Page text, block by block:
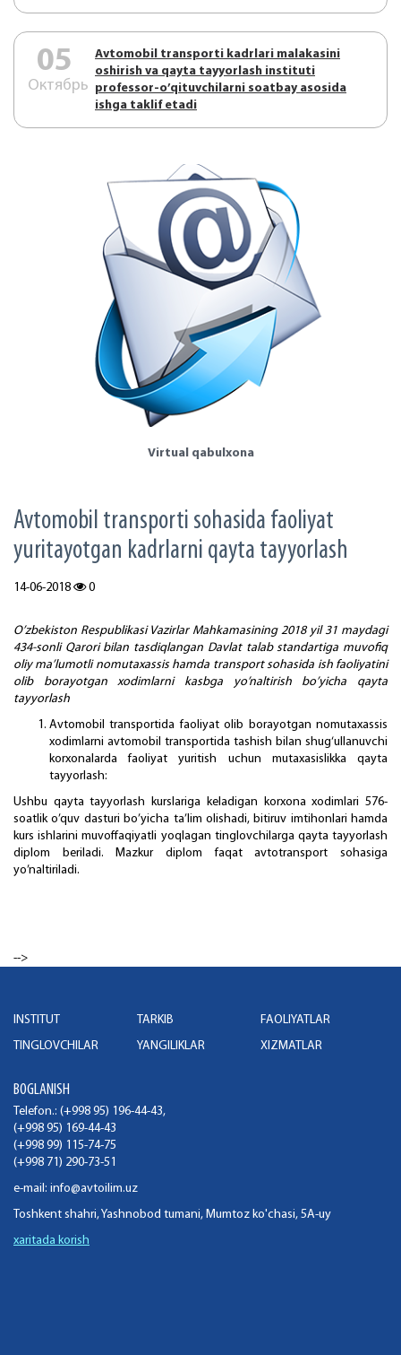
05
Октябрь
Аvtоmоbil trаnspоrti kаdrlаri mаlаkаsini
оshirish vа qаytа tаyyorlаsh instituti
prоfеssоr-o’qituvchilаrni sоаtbаy аsоsidа
ishgа tаklif etаdi
Virtual qabulxona
Avtomobil transporti sohasida faoliyat
yuritayotgan kadrlarni qayta tayyorlash
14-06-2018 0
O’zbekiston Respublikasi Vazirlar Mahkamasining 2018 yil 31 maydagi
434-sonli Qarori bilan tasdiqlangan Davlat talab standartiga muvofiq
oliy ma’lumotli nomutaxassis hamda transport sohasida ish faoliyatini
olib borayotgan xodimlarni kasbga yo’naltirish bo’yicha qayta
tayyorlash
Avtomobil transportida faoliyat olib borayotgan nomutaxassis
xodimlarni avtomobil transportida tashish bilan shug‘ullanuvchi
korxonalarda faoliyat yuritish uchun mutaxasislikka qayta
tayyorlash:
Ushbu qayta tayyorlash kurslariga keladigan korxona xodimlari 576-
soatlik o’quv dasturi bo’yicha ta’lim olishadi, bitiruv imtihonlari hamda
kurs ishlarini muvoffaqiyatli yoqlagan tinglovchilarga qayta tayyorlash
diplom beriladi. Mazkur diplom faqat avtotransport sohasiga
yo’naltiriladi.
-->
INSTITUT TARKIB
FAOLIYATLAR
TINGLOVCHILAR
YANGILIKLAR XIZMATLAR
BOGLANISH
Telefon.: (+998 95) 196-44-43,
(+998 95) 169-44-43
(+998 99) 115-74-75
(+998 71) 290-73-51
e-mail: info@avtoilim.uz
Toshkent shahri, Yashnobod tumani, Mumtoz ko'chasi, 5A-uy
xaritada korish